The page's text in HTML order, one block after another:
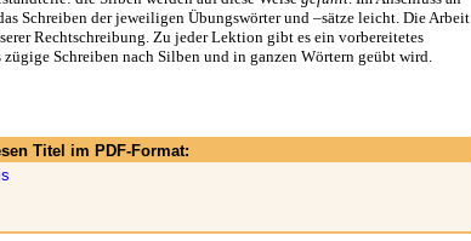
Schreiben der jeweiligen Übungswörter und –sätze leicht. Die Arbeit
Rechtschreibung. Zu jeder Lektion gibt es ein vorbereitetes
zügige Schreiben nach Silben und in ganzen Wörtern geübt wird.
Titel im PDF-Format: